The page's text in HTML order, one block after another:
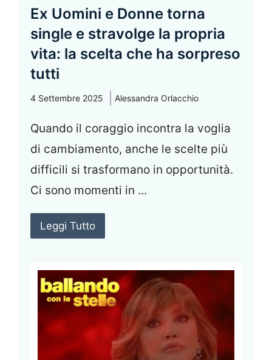
Ex Uomini e Donne torna
single e stravolge la propria
vita: la scelta che ha sorpreso
tutti
4 Settembre 2025 Alessandra Orlacchio
Quando il coraggio incontra la voglia
di cambiamento, anche le scelte più
difficili si trasformano in opportunità.
Ci sono momenti in ...
Leggi Tutto